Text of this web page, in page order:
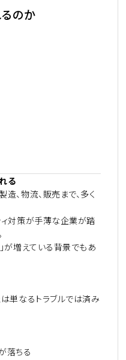
のか
る
、物流、販売まで、多く
ィ対策が手薄な企業が踏
が増えている背景でもあ
単なるトラブルでは済み
落ちる